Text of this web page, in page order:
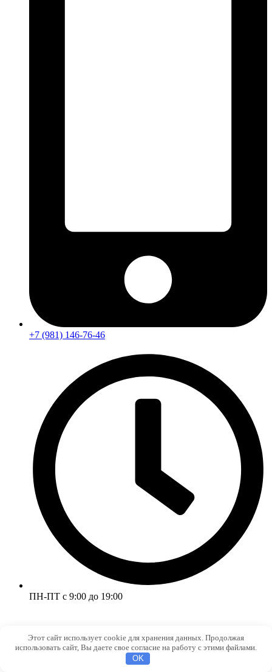
+7 (981) 146-76-46
ПН-ПТ с 9:00 до 19:00
Этот сайт использует cookie для хранения данных. Продолжая
использовать сайт, Вы даете свое согласие на работу с этими файлами.
OK